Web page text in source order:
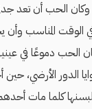
الحب أن تعد
الوقت المناسب وأن
الحب دموعًا في
الدور الأرضي،
كلما مات